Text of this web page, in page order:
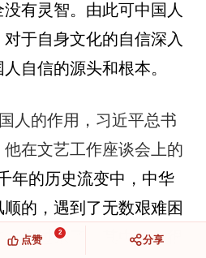
有灵智。由此可中国人
于自身文化的自信深入
自信的源头和根本。
人的作用，习近平总书
在文艺工作座谈会上的
年的历史流变中，中华
的，遇到了无数艰难困
走过来了，其中一个很
2
点赞 分享